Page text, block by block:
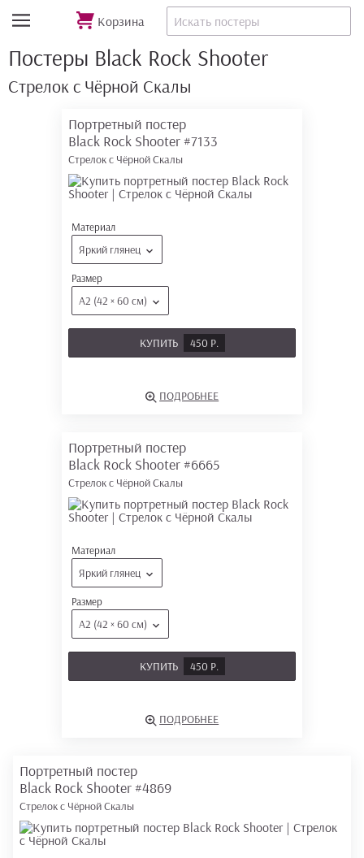
Корзина
Постеры Black Rock Shooter
Стрелок с Чёрной Скалы
Портретный постер
Black Rock Shooter #7133
Стрелок с Чёрной Скалы
Материал
Яркий глянец
Размер
А2 (42 × 60 см)
КУПИТЬ 450 Р.
ПОДРОБНЕЕ
Портретный постер
Black Rock Shooter #6665
Стрелок с Чёрной Скалы
Материал
Яркий глянец
Размер
А2 (42 × 60 см)
КУПИТЬ 450 Р.
ПОДРОБНЕЕ
Портретный постер
Black Rock Shooter #4869
Стрелок с Чёрной Скалы